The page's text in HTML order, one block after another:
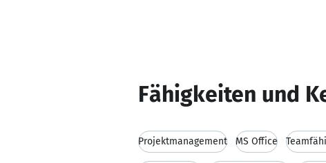
Fähigkeiten und
Projektmanagement MS Office